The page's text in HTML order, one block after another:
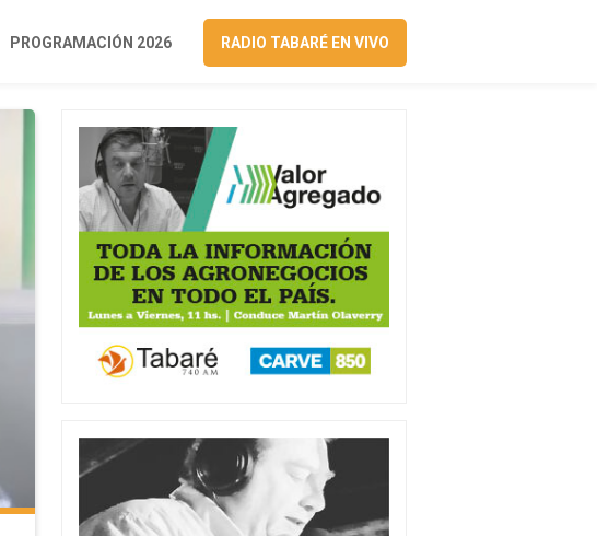
PROGRAMACIÓN 2026 RADIO TABARÉ EN VIVO